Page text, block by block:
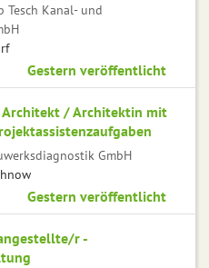
Tesch Kanal- und
Gestern veröffentlicht
/ Architektin mit
GmbH
Gestern veröffentlicht
r -